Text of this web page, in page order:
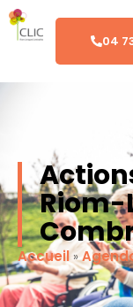
04
Accueil»